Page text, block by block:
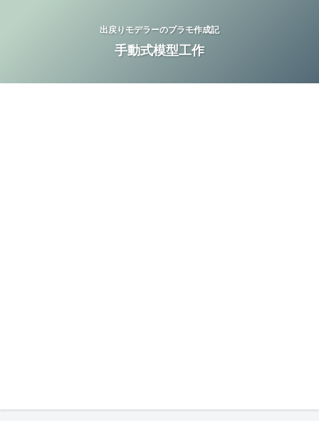
出戻りモデラーのプラモ作成記
手動式模型工作